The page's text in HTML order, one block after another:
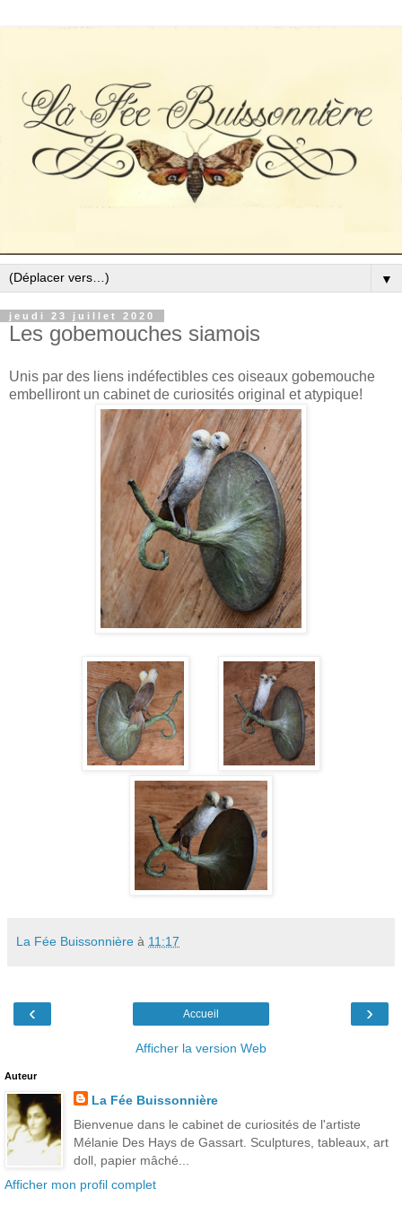
▼
jeudi 23 juillet 2020
Les gobemouches siamois
Unis par des liens indéfectibles ces oiseaux gobemouche
embelliront un cabinet de curiosités original et atypique!
La Fée Buissonnière à 11:17
‹ ›
Accueil
Afficher la version Web
Auteur
La Fée Buissonnière
Bienvenue dans le cabinet de curiosités de l'artiste
Mélanie Des Hays de Gassart. Sculptures, tableaux, art
doll, papier mâché...
Afficher mon profil complet